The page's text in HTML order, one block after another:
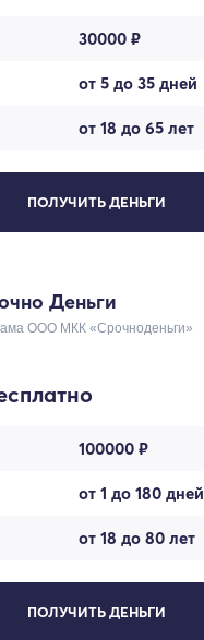
30000 ₽
от 5 до 35 дней
от 18 до 65 лет
ПОЛУЧИТЬ ДЕНЬГИ
Деньги
ООО МКК «Срочноденьги»
100000 ₽
от 1 до 180 дней
от 18 до 80 лет
ПОЛУЧИТЬ ДЕНЬГИ